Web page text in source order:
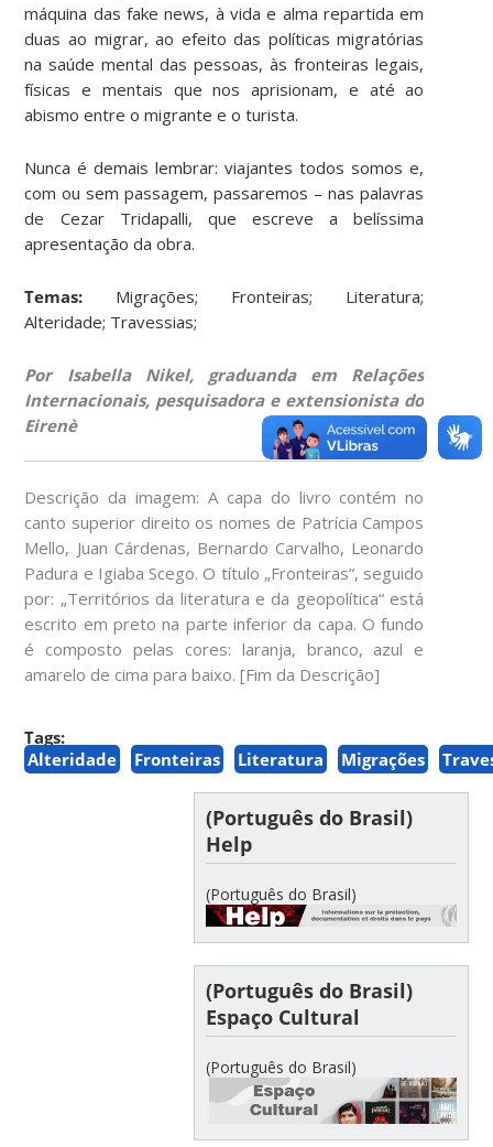
máquina das fake news, à vida e alma repartida em
duas ao migrar, ao efeito das políticas migratórias
na saúde mental das pessoas, às fronteiras legais,
físicas e mentais que nos aprisionam, e até ao
abismo entre o migrante e o turista.
Nunca é demais lembrar: viajantes todos somos e,
com ou sem passagem, passaremos – nas palavras
de Cezar Tridapalli, que escreve a belíssima
apresentação da obra.
Temas: Migrações; Fronteiras; Literatura;
Alteridade; Travessias;
Por Isabella Nikel, graduanda em Relações
Internacionais, pesquisadora e extensionista do
Eirenè
Descrição da imagem: A capa do livro contém no
canto superior direito os nomes de Patrícia Campos
Mello, Juan Cárdenas, Bernardo Carvalho, Leonardo
Padura e Igiaba Scego. O título „Fronteiras“, seguido
por: „Territórios da literatura e da geopolítica“ está
escrito em preto na parte inferior da capa. O fundo
é composto pelas cores: laranja, branco, azul e
amarelo de cima para baixo. [Fim da Descrição]
Tags:
Alteridade
Fronteiras Literatura Migrações
(Português do Brasil)
Help
(Português do Brasil)
(Português do Brasil)
Espaço Cultural
(Português do Brasil)